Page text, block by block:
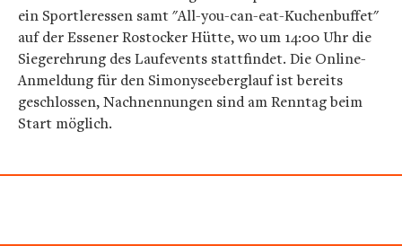
ein Sportleressen samt "All-you-can-eat-Kuchenbuffet"
auf der Essener Rostocker Hütte, wo um 14:00 Uhr die
Siegerehrung des Laufevents stattfindet. Die Online-
Anmeldung für den Simonyseeberglauf ist bereits
geschlossen, Nachnennungen sind am Renntag beim
Start möglich.